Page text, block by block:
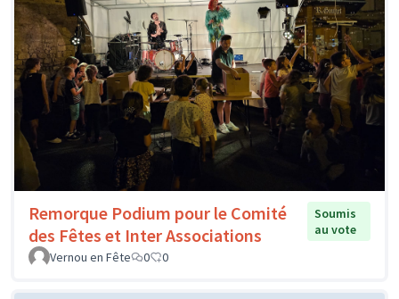
Remorque Podium pour le Comité
des Fêtes et Inter Associations
Soumis
au vote
Vernou en Fête
0 0